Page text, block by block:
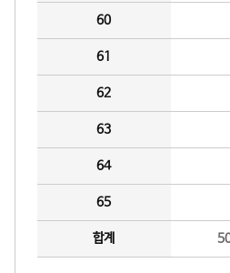
60
61
62
63
64
65
합계